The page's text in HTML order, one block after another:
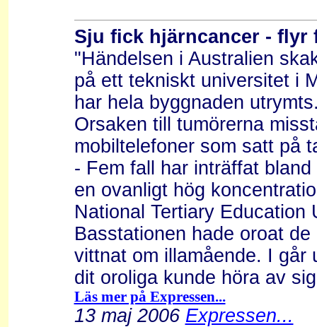
Sju fick hjärncancer - flyr
"Händelsen i Australien
på ett tekniskt universitet i
har hela byggnaden
Orsaken till tumörerna
mobiltelefoner som satt på
- Fem fall har inträffat
en ovanligt hög
National Tertiary Education
Basstationen hade oroat
vittnat om illamående. I går
dit oroliga kunde höra av
Läs mer på Expressen...
13 maj 2006 Expressen...